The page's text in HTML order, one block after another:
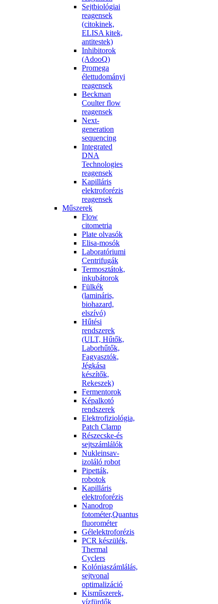
Sejtbiológiai
reagensek
(citokinek,
ELISA kitek,
antitestek)
Inhibitorok
(AdooQ)
Promega
élettudományi
reagensek
Beckman
Coulter flow
reagensek
Next-
generation
sequencing
Integrated
DNA
Technologies
reagensek
Kapilláris
elektroforézis
reagensek
Műszerek
Flow
citometria
Plate olvasók
Elisa-mosók
Laboratóriumi
Centrifugák
Termosztátok,
inkubátorok
Fülkék
(lamináris,
biohazard,
elszívó)
Hűtési
rendszerek
(ULT, Hűtők,
Laborhűtők,
Fagyasztók,
Jégkása
készítők,
Rekeszek)
Fermentorok
Képalkotó
rendszerek
Elektrofiziológia,
Patch Clamp
Részecske-és
sejtszámlálók
Nukleinsav-
izoláló robot
Pipetták,
robotok
Kapilláris
elektroforézis
Nanodrop
fotométer,Quantus
fluorométer
Gélelektroforézis
PCR készülék,
Thermal
Cyclers
Kolóniaszámlálás,
sejtvonal
optimalizáció
Kisműszerek,
vízfürdők